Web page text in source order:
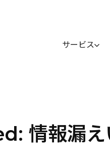
サービス
情報漏え